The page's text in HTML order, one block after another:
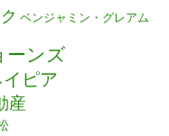
ベンジャミン・グレアム
ーンズ
ピア
産